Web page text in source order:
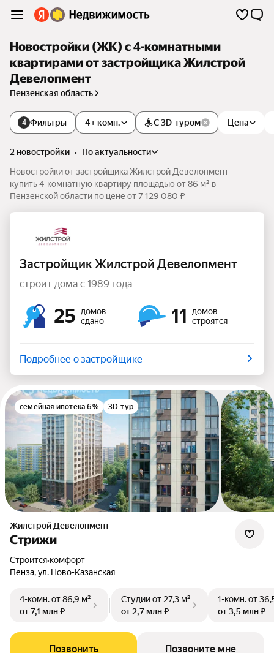
Новостройки (ЖК) с 4-комнатными
квартирами от застройщика Жилстрой
Девелопмент
Пензенская область
4 Фильтры Цена
4+ комн. С 3D-туром
2 новостройки •
по актуальности
Новостройки от застройщика Жилстрой Девелопмент —
купить 4-комнатную квартиру площадью от 86 м² в
Пензенской области по цене от 7 129 080 ₽
Застройщик Жилстрой Девелопмент
строит дома с 1989 года
25
домов
сдано
11
домов
строятся
Подробнее о застройщике
семейная ипотека 6% 3D-тур
Жилстрой Девелопмент
Стрижи
Строится•комфорт
Пенза, ул. Ново-Казанская
4-комн.от 86,9 м²
от 7,1 млн ₽
Студииот 27,3 м²
от 2,7 млн ₽
1-комн.от
от 3,5 млн ₽
Позвонить Позвоните мне